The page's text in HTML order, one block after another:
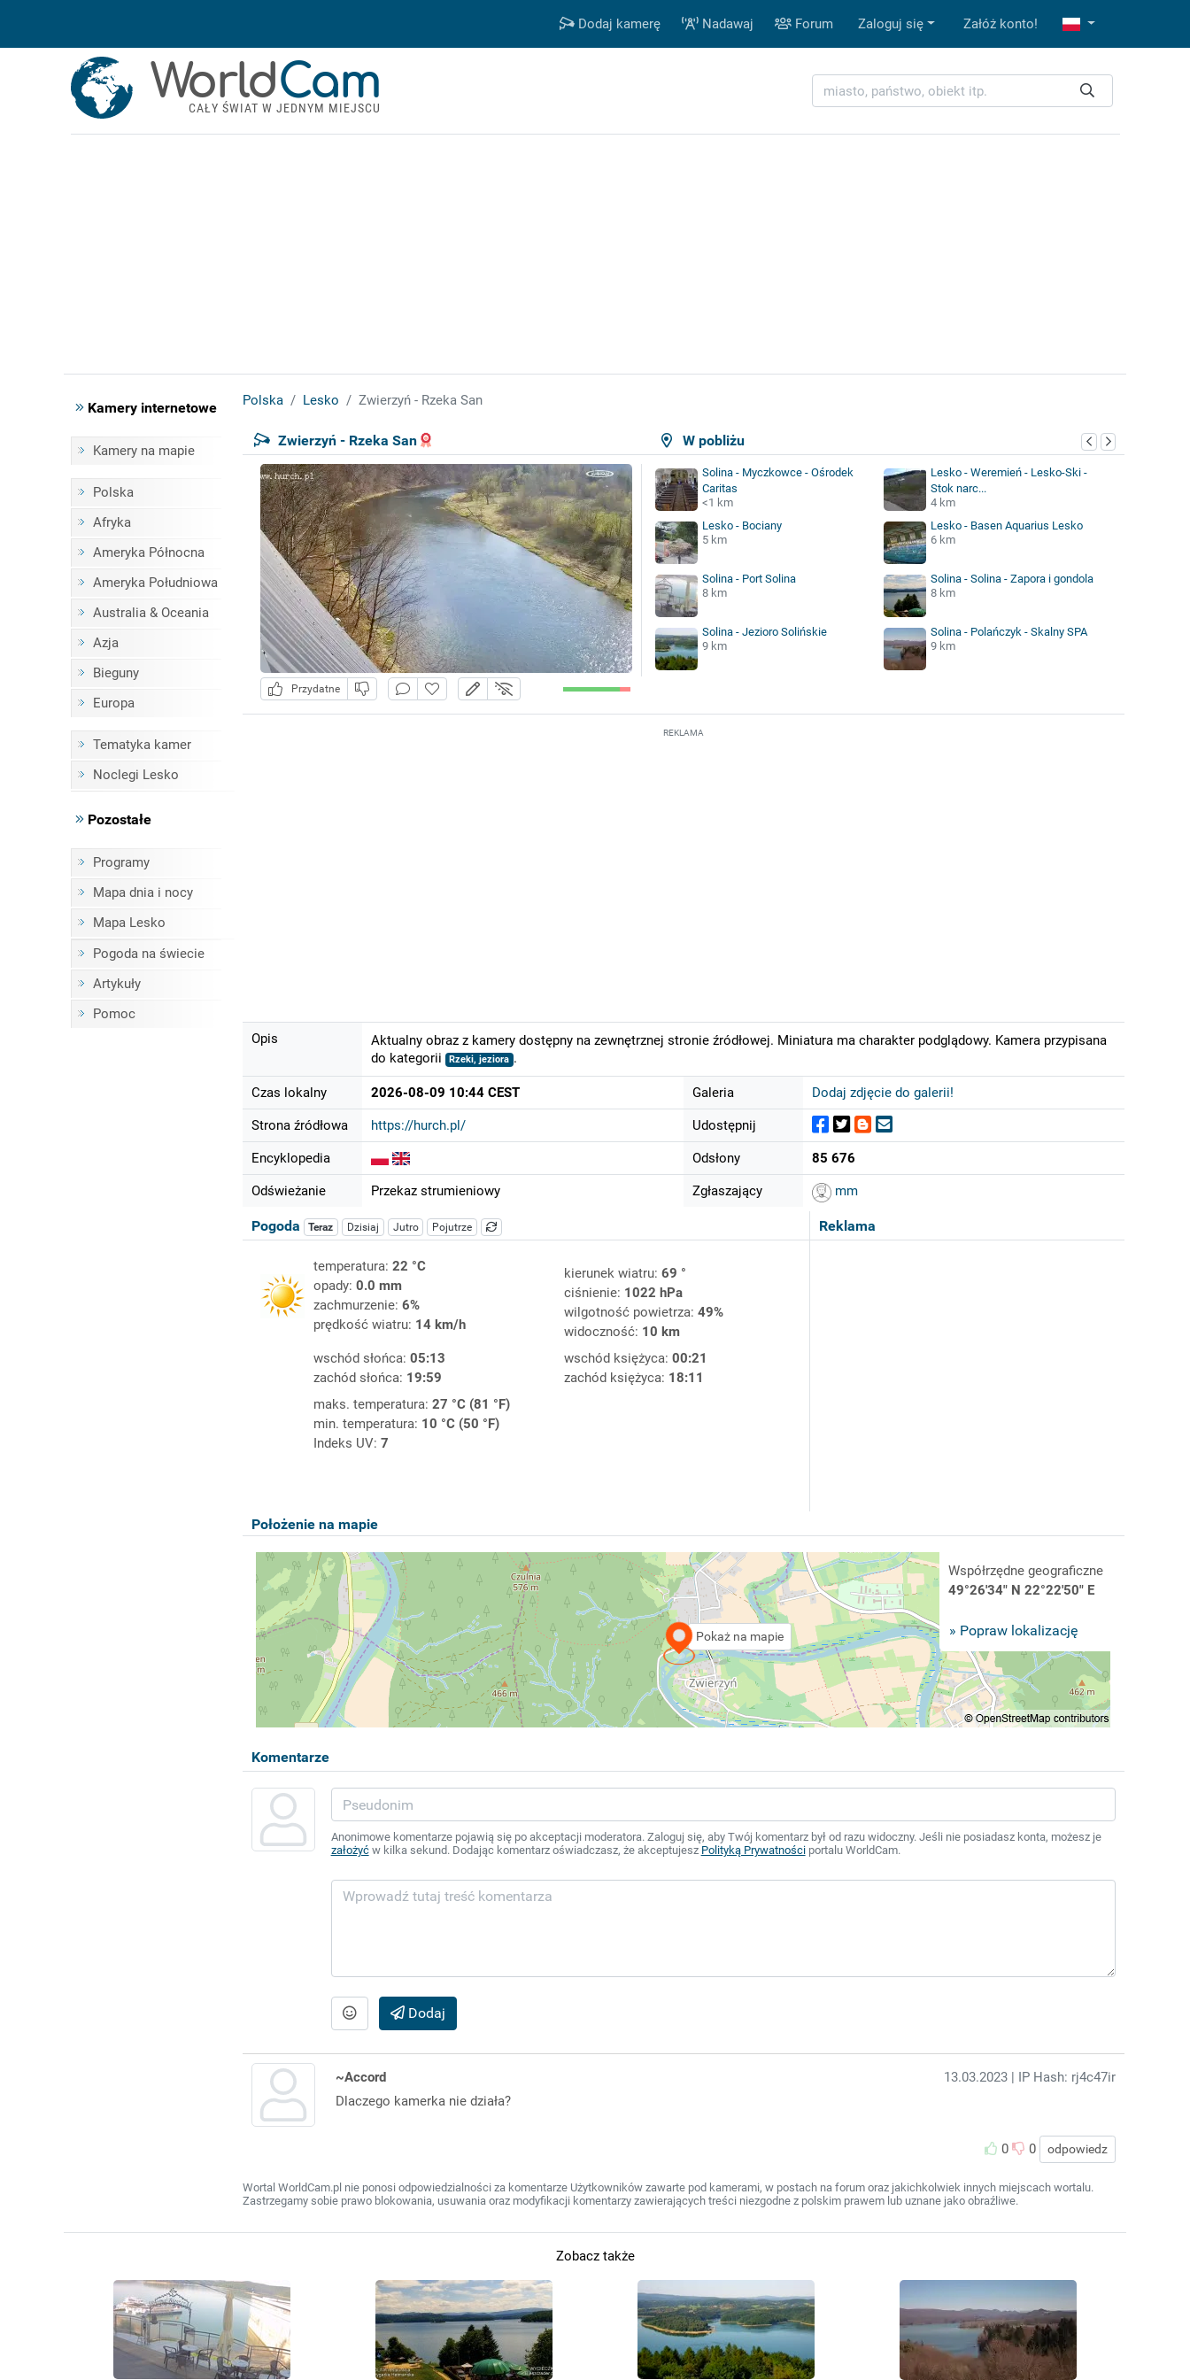
Dodaj kamerę Nadawaj Forum Zaloguj się Załóż konto!
WorldCam
CAŁY ŚWIAT W JEDNYM MIEJSCU
Kamery internetowe
Kamery na mapie
Polska
Afryka
Ameryka Północna
Ameryka Południowa
Australia & Oceania
Azja
Bieguny
Europa
Tematyka kamer
Noclegi Lesko
Pozostałe
Programy
Mapa dnia i nocy
Mapa Lesko
Pogoda na świecie
Artykuły
Pomoc
Polska Lesko Zwierzyń - Rzeka San
W pobliżu
Zwierzyń - Rzeka San
Przydatne
Solina - Myczkowce - Ośrodek
Caritas
<1 km
Lesko - Weremień - Lesko-Ski -
Stok narc...
4 km
Lesko - Bociany
5 km
Lesko - Basen Aquarius Lesko
6 km
Solina - Port Solina
8 km
Solina - Solina - Zapora i gondola
8 km
Solina - Jezioro Solińskie
9 km
Solina - Polańczyk - Skalny SPA
9 km
REKLAMA
Opis
Aktualny obraz z kamery dostępny na zewnętrznej stronie źródłowej. Miniatura ma charakter podglądowy. Kamera przypisana
do kategorii
Rzeki, jeziora .
Czas lokalny 2026-08-09 10:44 CEST
Strona źródłowa https://hurch.pl/
Encyklopedia
Odświeżanie Przekaz strumieniowy
Galeria Dodaj zdjęcie do galerii!
Udostępnij
Odsłony 85 676
Zgłaszający mm
Reklama
Pogoda Teraz Dzisiaj Jutro Pojutrze
temperatura: 22 °C
opady: 0.0 mm
zachmurzenie: 6%
prędkość wiatru: 14 km/h
kierunek wiatru: 69 °
ciśnienie: 1022 hPa
wilgotność powietrza: 49%
widoczność: 10 km
wschód słońca: 05:13
zachód słońca: 19:59
wschód księżyca: 00:21
zachód księżyca: 18:11
maks. temperatura: 27 °C (81 °F)
min. temperatura: 10 °C (50 °F)
Indeks UV: 7
Położenie na mapie
Pokaż na mapie
Współrzędne geograficzne
49°26'34" N 22°22'50" E
» Popraw lokalizację
Komentarze
Anonimowe komentarze pojawią się po akceptacji moderatora. Zaloguj się, aby Twój komentarz był od razu widoczny. Jeśli nie posiadasz konta, możesz je
założyćw kilka sekund. Dodając komentarz oświadczasz, że akceptujesz Polityką Prywatnościportalu WorldCam.
Dodaj
13.03.2023 | IP Hash: rj4c47ir
~Accord
Dlaczego kamerka nie działa?
0 0 odpowiedz
Wortal WorldCam.pl nie ponosi odpowiedzialności za komentarze Użytkowników zawarte pod kamerami, w postach na forum oraz jakichkolwiek innych miejscach wortalu.
Zastrzegamy sobie prawo blokowania, usuwania oraz modyfikacji komentarzy zawierających treści niezgodne z polskim prawem lub uznane jako obraźliwe.
Zobacz także